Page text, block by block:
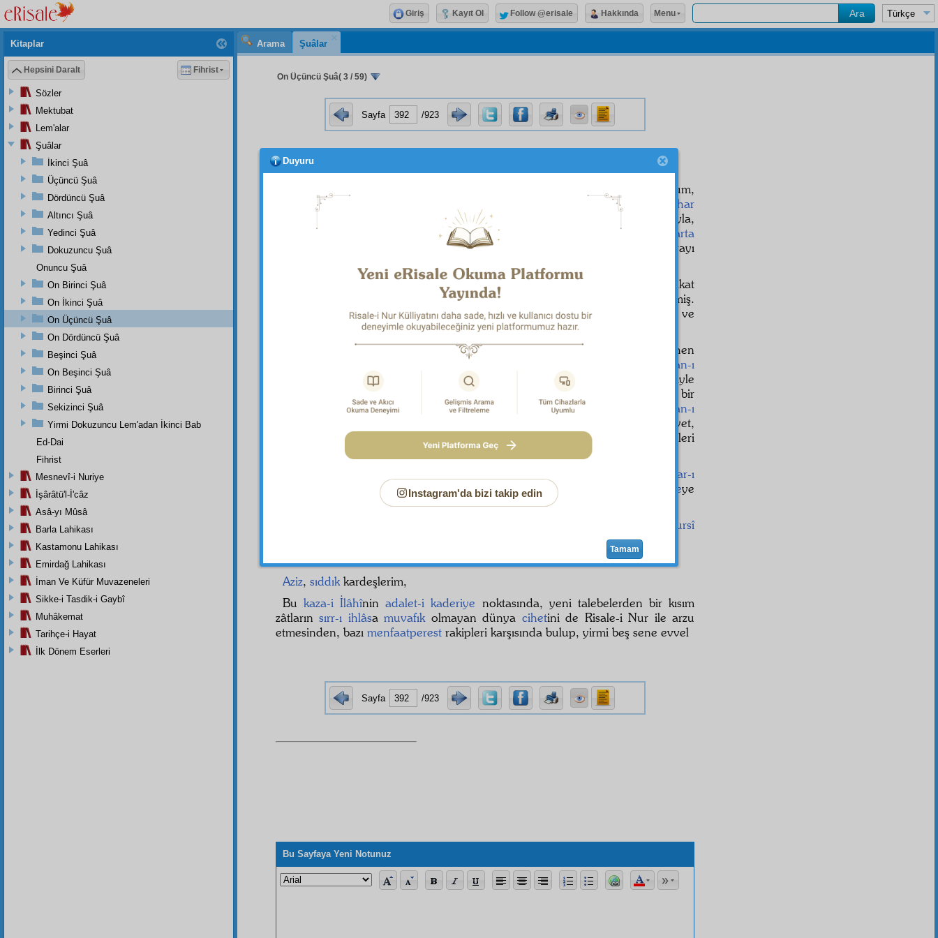
Arama Şuâlar
On Üçüncü Şuâ( 3 / 59)
Sayfa /923
Azizkardeşlerim,
ım. Sizin hayalinizle ara sıra konuşurum,
müteselliolurum. Biliniz ki, mümkün olsaydı, bütün sıkıntılarınızı kemâl-i iftihar
ve sevinçle çekerdim. Ben, sizin yüzünüzden
sini taşıyla,
toprağıyla seviyorum. Hattâ diyorum ve resmen de diyeceğim:
Isparta
hükümeti bana ceza verse, başka birvilâyet
ettirse, yine burayı
Evet, ben üçcihet leIspartalıyım. Gerçi tarihçe ispat edemiyorum; fakat
İsparit nahiyesinde dünyaya gelen
'in aslı buradan gitmiş.
vilâyeti öylehakikîkardeşleri bana vermiş ki; değil
ve
, belkiSaid'i onların her birisinemaalmemnuniye
Tahmin ederim, şimdiküre-i arzda Risale-i Nurşakirtlerinden, kalben ve ruhen
ve fikren daha az sıkıntı çeken yoktur. Çünkü kalb ve ruh ve akılları
iman-ı
nurlarıyla sıkıntı çekmezler. Maddî zahmetler ise, Risale-i Nur dersiyle
nin başka bir
inkişafına vesile olmasını bilerek şükür ve sabırla karşılıyorlar.
İman-ı
tir diye halleriyle ispat ediyorlar. Evet,
"Mevlâ görelim neyler, neylerse güzel eyler" deyip,
metinâne
zahmetleri
lere
e çalışıyorlar.
medar-ı
yapsın ve onları daCennetü'l-Firdevs saadet-i ebediyeye
Âmin.
Said Nursî
Aziz, sıddık kardeşlerim,
Bukaza-i İlâhîninadalet-i kaderiye noktasında, yeni talebelerden bir kısım
zâtlarınsırr-ı ihlâsamuvafık olmayan dünya cihetini de Risale-i Nur ile arzu
etmesinden, bazı menfaatperest rakipleri karşısında bulup, yirmi beş sene evvel
Sayfa /923
Bu Sayfaya Yeni Notunuz
Kitaplar
Hepsini Daralt Fihrist
Sözler
Mektubat
Lem'alar
Şuâlar
İkinci Şuâ
Üçüncü Şuâ
Dördüncü Şuâ
Altıncı Şuâ
Yedinci Şuâ
Dokuzuncu Şuâ
Onuncu Şuâ
On Birinci Şuâ
On İkinci Şuâ
On Üçüncü Şuâ
On Dördüncü Şuâ
Beşinci Şuâ
On Beşinci Şuâ
Birinci Şuâ
Sekizinci Şuâ
Yirmi Dokuzuncu Lem'adan İkinci Bab
Ed-Dai
Fihrist
Mesnevî-i Nuriye
İşârâtü'l-İ'câz
Asâ-yı Mûsâ
Barla Lahikası
Kastamonu Lahikası
Emirdağ Lahikası
İman Ve Küfür Muvazeneleri
Sikke-i Tasdik-i Gaybî
Muhâkemat
Tarihçe-i Hayat
İlk Dönem Eserleri
Giriş Kayıt Ol Follow @erisale Hakkında Menu
Duyuru
Instagram'da bizi takip edin
Tamam